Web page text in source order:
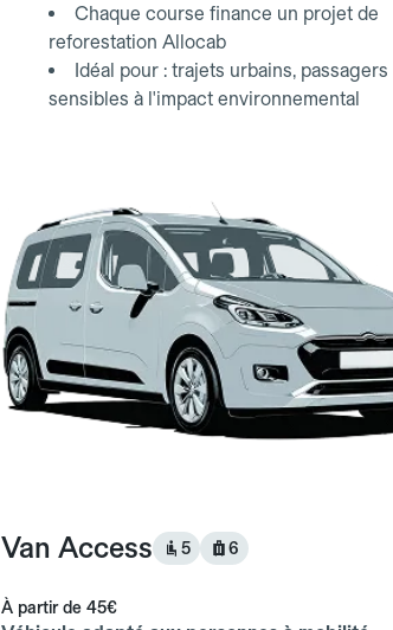
Chaque course finance un projet de
reforestation Allocab
Idéal pour : trajets urbains, passagers
sensibles à l'impact environnemental
Van Access 5 6
À partir de 45€